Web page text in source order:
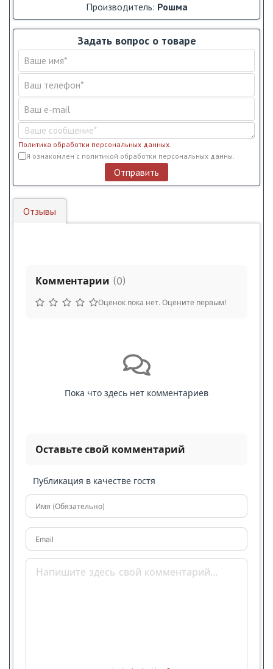
Производитель: Рошма
Задать вопрос о товаре
Политика обработки персональных данных.
Условия обслуживания*
Я ознакомлен с политикой обработки персональных данны.
Отправить
Отзывы
Комментарии (0)
Оценок пока нет. Оцените первым!
Пока что здесь нет комментариев
Оставьте свой комментарий
Публикация в качестве гостя
Имя (Обязательно)
Email